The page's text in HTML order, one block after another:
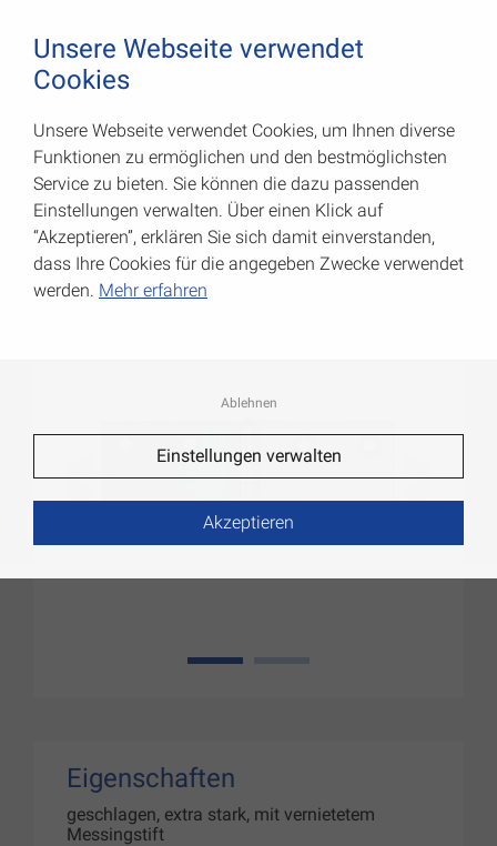
Breite Scharnierbänder
Art.-Nr.: 000010512Z
1
Eigenschaften
geschlagen, extra stark, mit vernietetem
Messingstift
Unsere Webseite verwendet
Cookies
Unsere Webseite verwendet Cookies, um Ihnen diverse
Funktionen zu ermöglichen und den bestmöglichsten
Service zu bieten. Sie können die dazu passenden
Einstellungen verwalten. Über einen Klick auf
“Akzeptieren”, erklären Sie sich damit einverstanden,
dass Ihre Cookies für die angegeben Zwecke verwendet
werden. Mehr erfahren
Ablehnen
Einstellungen verwalten
Akzeptieren